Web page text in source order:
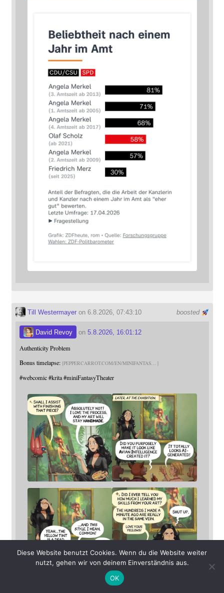
boosted
Till Westermayeron 6.8.2026, 07:43:10
David Revoy on 5.8.2026, 16:01:12
Authenticity Problem
Bonus timelapse: PEPPERCARROT.COM/EN/MINIFANTAS
#webcomic #krita #miniFantasyTheater
Diese Website benutzt Cookies. Wenn du die Website weiter
nutzt, gehen wir von deinem Einverständnis aus.
OK